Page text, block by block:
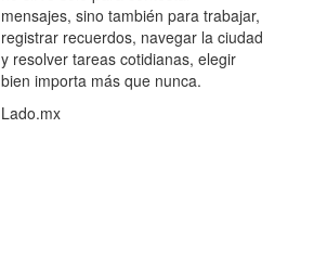
mensajes, sino también para trabajar,
registrar recuerdos, navegar la ciudad
y resolver tareas cotidianas, elegir
bien importa más que nunca.
Lado.mx